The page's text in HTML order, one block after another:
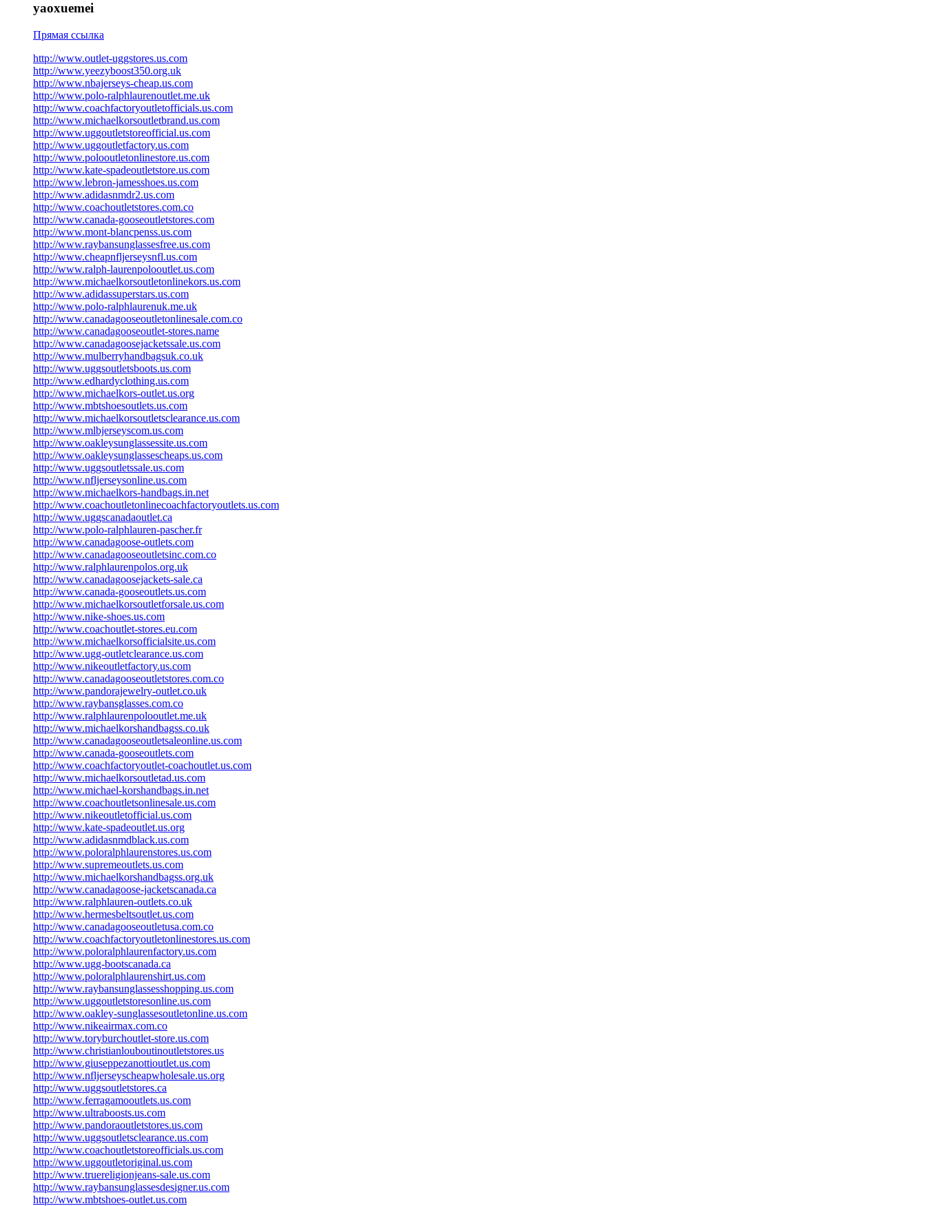
yaoxuemei
Прямая ссылка
http://www.outlet-uggstores.us.com
http://www.yeezyboost350.org.uk
http://www.nbajerseys-cheap.us.com
http://www.polo-ralphlaurenoutlet.me.uk
http://www.coachfactoryoutletofficials.us.com
http://www.michaelkorsoutletbrand.us.com
http://www.uggoutletstoreofficial.us.com
http://www.uggoutletfactory.us.com
http://www.polooutletonlinestore.us.com
http://www.kate-spadeoutletstore.us.com
http://www.lebron-jamesshoes.us.com
http://www.adidasnmdr2.us.com
http://www.coachoutletstores.com.co
http://www.canada-gooseoutletstores.com
http://www.mont-blancpenss.us.com
http://www.raybansunglassesfree.us.com
http://www.cheapnfljerseysnfl.us.com
http://www.ralph-laurenpolooutlet.us.com
http://www.michaelkorsoutletonlinekors.us.com
http://www.adidassuperstars.us.com
http://www.polo-ralphlaurenuk.me.uk
http://www.canadagooseoutletonlinesale.com.co
http://www.canadagooseoutlet-stores.name
http://www.canadagoosejacketssale.us.com
http://www.mulberryhandbagsuk.co.uk
http://www.uggsoutletsboots.us.com
http://www.edhardyclothing.us.com
http://www.michaelkors-outlet.us.org
http://www.mbtshoesoutlets.us.com
http://www.michaelkorsoutletsclearance.us.com
http://www.mlbjerseyscom.us.com
http://www.oakleysunglassessite.us.com
http://www.oakleysunglassescheaps.us.com
http://www.uggsoutletssale.us.com
http://www.nfljerseysonline.us.com
http://www.michaelkors-handbags.in.net
http://www.coachoutletonlinecoachfactoryoutlets.us.com
http://www.uggscanadaoutlet.ca
http://www.polo-ralphlauren-pascher.fr
http://www.canadagoose-outlets.com
http://www.canadagooseoutletsinc.com.co
http://www.ralphlaurenpolos.org.uk
http://www.canadagoosejackets-sale.ca
http://www.canada-gooseoutlets.us.com
http://www.michaelkorsoutletforsale.us.com
http://www.nike-shoes.us.com
http://www.coachoutlet-stores.eu.com
http://www.michaelkorsofficialsite.us.com
http://www.ugg-outletclearance.us.com
http://www.nikeoutletfactory.us.com
http://www.canadagooseoutletstores.com.co
http://www.pandorajewelry-outlet.co.uk
http://www.raybansglasses.com.co
http://www.ralphlaurenpolooutlet.me.uk
http://www.michaelkorshandbagss.co.uk
http://www.canadagooseoutletsaleonline.us.com
http://www.canada-gooseoutlets.com
http://www.coachfactoryoutlet-coachoutlet.us.com
http://www.michaelkorsoutletad.us.com
http://www.michael-korshandbags.in.net
http://www.coachoutletsonlinesale.us.com
http://www.nikeoutletofficial.us.com
http://www.kate-spadeoutlet.us.org
http://www.adidasnmdblack.us.com
http://www.poloralphlaurenstores.us.com
http://www.supremeoutlets.us.com
http://www.michaelkorshandbagss.org.uk
http://www.canadagoose-jacketscanada.ca
http://www.ralphlauren-outlets.co.uk
http://www.hermesbeltsoutlet.us.com
http://www.canadagooseoutletusa.com.co
http://www.coachfactoryoutletonlinestores.us.com
http://www.poloralphlaurenfactory.us.com
http://www.ugg-bootscanada.ca
http://www.poloralphlaurenshirt.us.com
http://www.raybansunglassesshopping.us.com
http://www.uggoutletstoresonline.us.com
http://www.oakley-sunglassesoutletonline.us.com
http://www.nikeairmax.com.co
http://www.toryburchoutlet-store.us.com
http://www.christianlouboutinoutletstores.us
http://www.giuseppezanottioutlet.us.com
http://www.nfljerseyscheapwholesale.us.org
http://www.uggsoutletstores.ca
http://www.ferragamooutlets.us.com
http://www.ultraboosts.us.com
http://www.pandoraoutletstores.us.com
http://www.uggsoutletsclearance.us.com
http://www.coachoutletstoreofficials.us.com
http://www.uggoutletoriginal.us.com
http://www.truereligionjeans-sale.us.com
http://www.raybansunglassesdesigner.us.com
http://www.mbtshoes-outlet.us.com